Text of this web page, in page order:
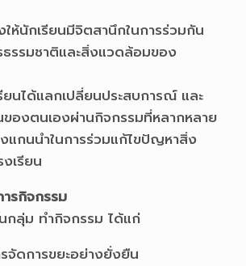
ห้นักเรียนมีจิตสานึกในการร่วมกัน
รรมชาติและสิ่งแวดล้อมของ
ยนได้แลกเปลี่ยนประสบการณ์ และ
องตนเองผ่านกิจกรรมที่หลากหลาย
แกนนำในการร่วมแก้ไขปัญหาสิ่ง
เรียน
รกิจกรรม
กลุ่ม ทำกิจกรรม ได้แก่
จัดการขยะอย่างยั่งยืน